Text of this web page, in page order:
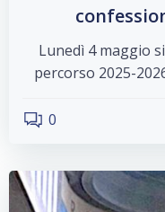
Lunedì 4 maggio
percorso 2025-
0